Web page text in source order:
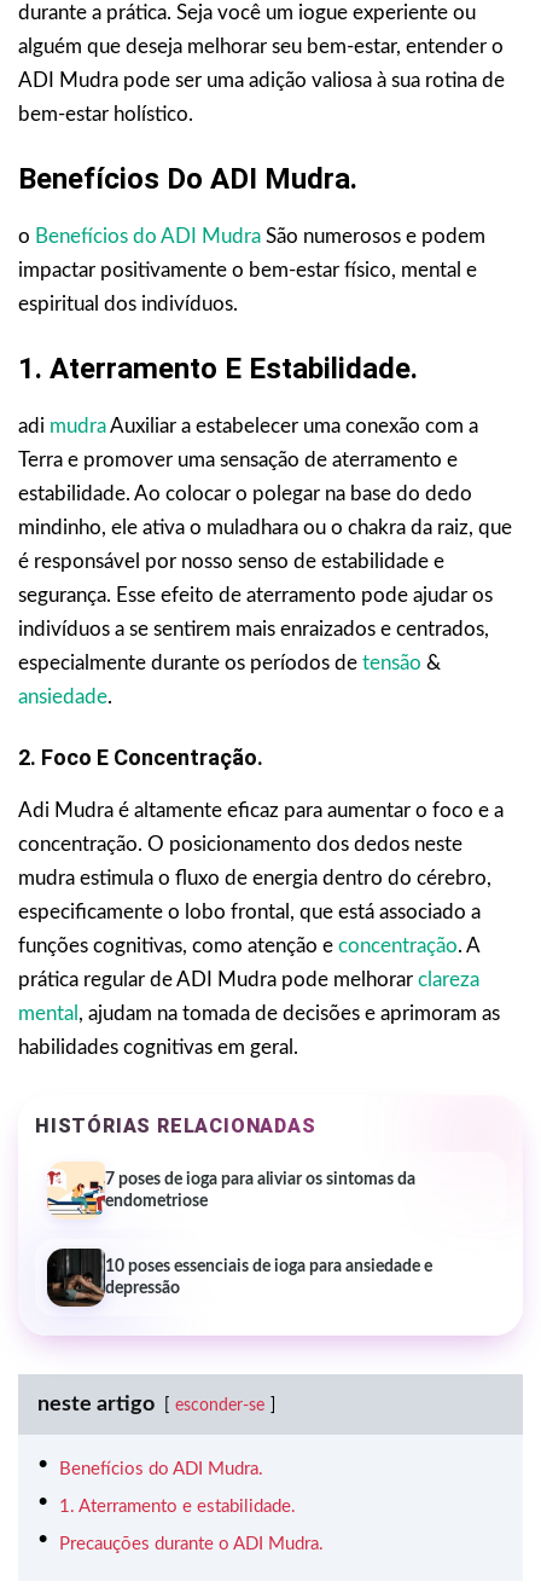
durante a prática. Seja você um iogue experiente ou
alguém que deseja melhorar seu bem-estar, entender o
ADI Mudra pode ser uma adição valiosa à sua rotina de
bem-estar holístico.
Benefícios Do ADI Mudra.
o Benefícios do ADI Mudra São numerosos e podem
impactar positivamente o bem-estar físico, mental e
espiritual dos indivíduos.
1. Aterramento E Estabilidade.
adi mudraAuxiliar a estabelecer uma conexão com a
Terra e promover uma sensação de aterramento e
estabilidade. Ao colocar o polegar na base do dedo
mindinho, ele ativa o muladhara ou o chakra da raiz, que
é responsável por nosso senso de estabilidade e
segurança. Esse efeito de aterramento pode ajudar os
indivíduos a se sentirem mais enraizados e centrados,
especialmente durante os períodos de tensão &
ansiedade.
2. Foco E Concentração.
Adi Mudra é altamente eficaz para aumentar o foco e a
concentração. O posicionamento dos dedos neste
mudra estimula o fluxo de energia dentro do cérebro,
especificamente o lobo frontal, que está associado a
funções cognitivas, como atenção e concentração. A
prática regular de ADI Mudra pode melhorar clareza
mental , ajudam na tomada de decisões e aprimoram as
habilidades cognitivas em geral.
HISTÓRIAS RELACIONADAS
7 poses de ioga para aliviar os sintomas da
endometriose
10 poses essenciais de ioga para ansiedade e
depressão
neste artigo esconder-se
Benefícios do ADI Mudra.
1. Aterramento e estabilidade.
Precauções durante o ADI Mudra.